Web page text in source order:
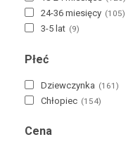
24-36 miesięcy (105)
3-5 lat (9)
Płeć
Dziewczynka (161 )
Chłopiec (154)
Cena